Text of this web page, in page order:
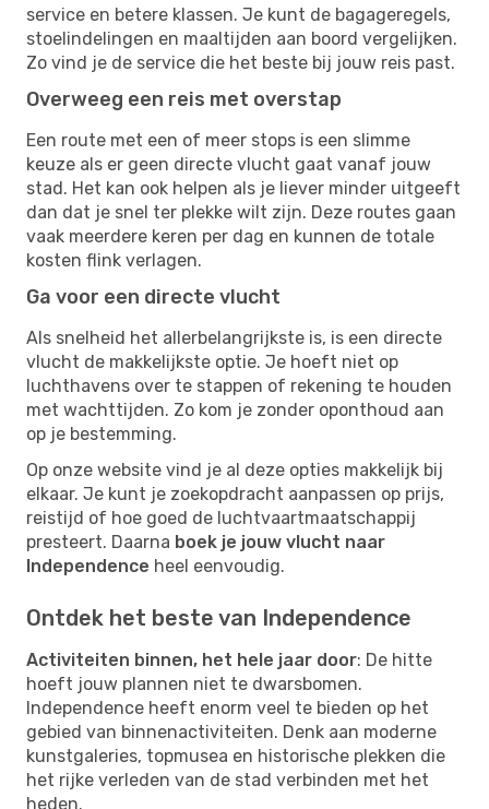
service en betere klassen. Je kunt de bagageregels,
stoelindelingen en maaltijden aan boord vergelijken.
Zo vind je de service die het beste bij jouw reis past.
Overweeg een reis met overstap
Een route met een of meer stops is een slimme
keuze als er geen directe vlucht gaat vanaf jouw
stad. Het kan ook helpen als je liever minder uitgeeft
dan dat je snel ter plekke wilt zijn. Deze routes gaan
vaak meerdere keren per dag en kunnen de totale
kosten flink verlagen.
Ga voor een directe vlucht
Als snelheid het allerbelangrijkste is, is een directe
vlucht de makkelijkste optie. Je hoeft niet op
luchthavens over te stappen of rekening te houden
met wachttijden. Zo kom je zonder oponthoud aan
op je bestemming.
Op onze website vind je al deze opties makkelijk bij
elkaar. Je kunt je zoekopdracht aanpassen op prijs,
reistijd of hoe goed de luchtvaartmaatschappij
presteert. Daarna boek je jouw vlucht naar
Independence heel eenvoudig.
Ontdek het beste van Independence
Activiteiten binnen, het hele jaar door: De hitte
hoeft jouw plannen niet te dwarsbomen.
Independence heeft enorm veel te bieden op het
gebied van binnenactiviteiten. Denk aan moderne
kunstgaleries, topmusea en historische plekken die
het rijke verleden van de stad verbinden met het
heden.